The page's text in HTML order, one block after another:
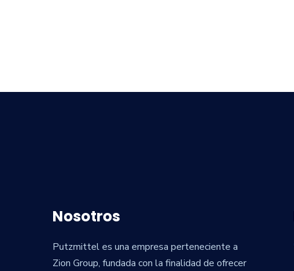
Nosotros
Putzmittel es una empresa perteneciente a
Zion Group, fundada con la finalidad de ofrecer